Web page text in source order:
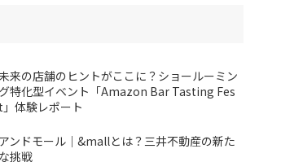
来の店舗のヒントがここに？ショールーミン
グ特化型イベント「Amazon Bar Tasting Fes
t」体験レポート
アンドモール｜&mallとは？三井不動産の新た
な挑戦